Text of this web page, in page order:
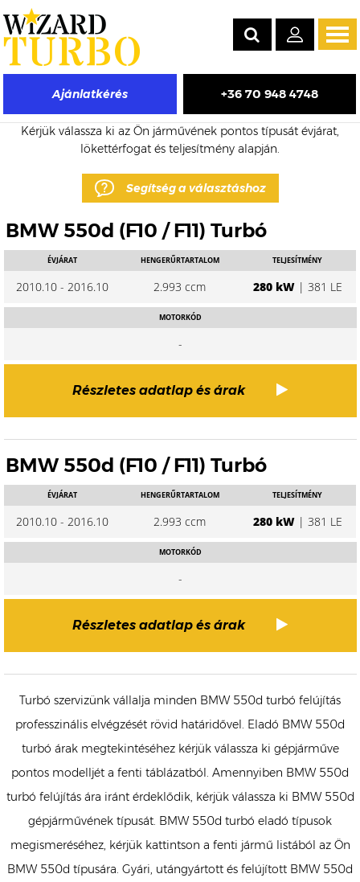
Ajánlatkérés +36 70 948 4748
BMW 550d eladó turbó árak
Kérjük válassza ki az Ön járművének pontos típusát évjárat,
lökettérfogat és teljesítmény alapján.
Segítség a választáshoz
BMW 550d (F10 / F11) Turbó
ÉVJÁRAT
2010.10 - 2016.10
HENGERŰRTARTALOM
2.993 ccm
TELJESÍTMÉNY
280 kW| 381 LE
MOTORKÓD
-
Részletes adatlap és árak
BMW 550d (F10 / F11) Turbó
ÉVJÁRAT
2010.10 - 2016.10
HENGERŰRTARTALOM
2.993 ccm
TELJESÍTMÉNY
280 kW| 381 LE
MOTORKÓD
-
Részletes adatlap és árak
Turbó szervizünk vállalja minden BMW 550d turbó felújítás
professzinális elvégzését rövid határidővel. Eladó BMW 550d
turbó árak megtekintéséhez kérjük válassza ki gépjárműve
pontos modelljét a fenti táblázatból. Amennyiben BMW 550d
turbó felújítás ára iránt érdeklődik, kérjük válassza ki BMW 550d
gépjárművének típusát. BMW 550d turbó eladó típusok
megismeréséhez, kérjük kattintson a fenti jármű listából az Ön
BMW 550d típusára. Gyári, utángyártott és felújított BMW 550d